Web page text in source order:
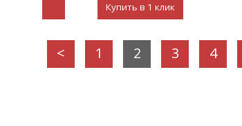
Купить в 1 клик
< 1 2 3 4